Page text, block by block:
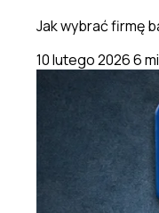
Jak wybrać firmę
10 lutego 20266